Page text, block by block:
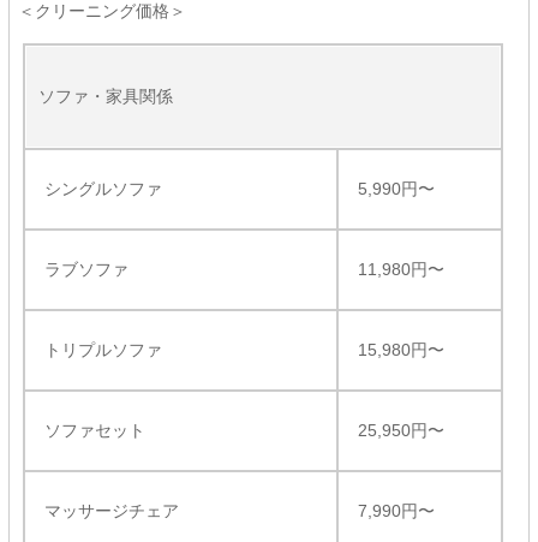
＜クリーニング価格＞
ソファ・家具関係
シングルソファ 5,990円〜
ラブソファ 11,980円〜
トリプルソファ 15,980円〜
ソファセット 25,950円〜
マッサージチェア 7,990円〜